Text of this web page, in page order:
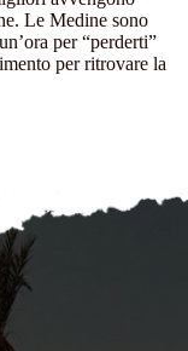
Le Medine sono
per “perderti”
per ritrovare la